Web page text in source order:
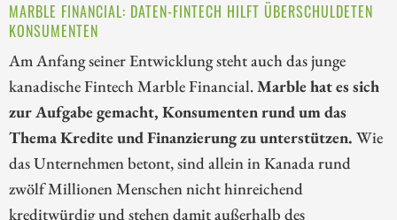
MARBLE FINANCIAL: DATEN-FINTECH HILFT ÜBERSCHULDETEN
KONSUMENTEN
Am Anfang seiner Entwicklung steht auch das junge
kanadische Fintech Marble Financial.Marble hat es sich
zur Aufgabe gemacht, Konsumenten rund um das
Thema Kredite und Finanzierung zu unterstützen. Wie
das Unternehmen betont, sind allein in Kanada rund
zwölf Millionen Menschen nicht hinreichend
kreditwürdig und stehen damit außerhalb des